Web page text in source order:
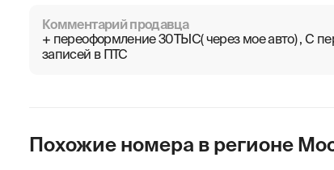
Комментарий продавца
+ переоформление 30ТЫС( через мое авто) , С
записей в ПТС
Похожие номера в регионе